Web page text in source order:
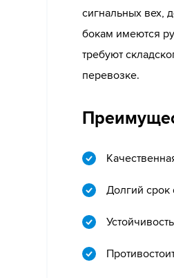
сигнальных вех,
бокам имеются
требуют
перевозке.
Долгий